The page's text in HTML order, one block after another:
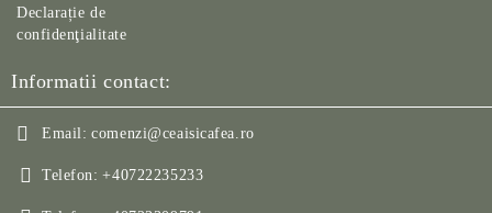
Declarație de
confidenţialitate
Informatii contact:
Email: comenzi@ceaisicafea.ro
Telefon: +40722235233